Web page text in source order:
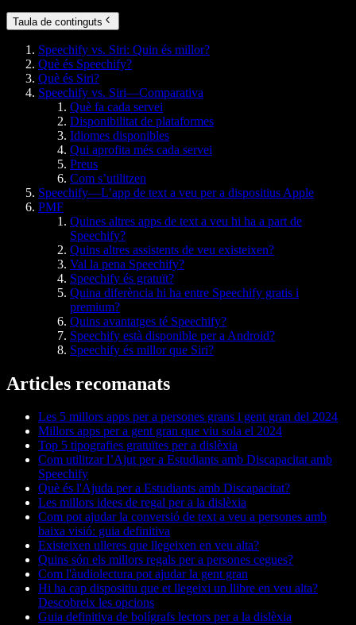
Taula de continguts
Speechify vs. Siri: Quin és millor?
Què és Speechify?
Què és Siri?
Speechify vs. Siri—Comparativa
Què fa cada servei
Disponibilitat de plataformes
Idiomes disponibles
Qui aprofita més cada servei
Preus
Com s’utilitzen
Speechify—L’app de text a veu per a dispositius Apple
PMF
Quines altres apps de text a veu hi ha a part de
Speechify?
Quins altres assistents de veu existeixen?
Val la pena Speechify?
Speechify és gratuït?
Quina diferència hi ha entre Speechify gratis i
premium?
Quins avantatges té Speechify?
Speechify està disponible per a Android?
Speechify és millor que Siri?
Articles recomanats
Les 5 millors apps per a persones grans i gent gran del 2024
Millors apps per a gent gran que viu sola el 2024
Top 5 tipografies gratuïtes per a dislèxia
Com utilitzar l’Ajut per a Estudiants amb Discapacitat amb
Speechify
Què és l'Ajuda per a Estudiants amb Discapacitat?
Les millors idees de regal per a la dislèxia
Com pot ajudar la conversió de text a veu a persones amb
baixa visió: guia definitiva
Existeixen ulleres que llegeixen en veu alta?
Quins són els millors regals per a persones cegues?
Com l'àudiolectura pot ajudar la gent gran
Hi ha cap dispositiu que et llegeixi un llibre en veu alta?
Descobreix les opcions
Guia definitiva de bolígrafs lectors per a la dislèxia